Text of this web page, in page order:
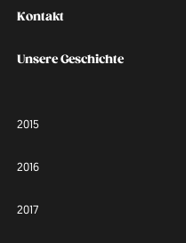
Kontakt
Unsere Geschichte
2015
2016
2017